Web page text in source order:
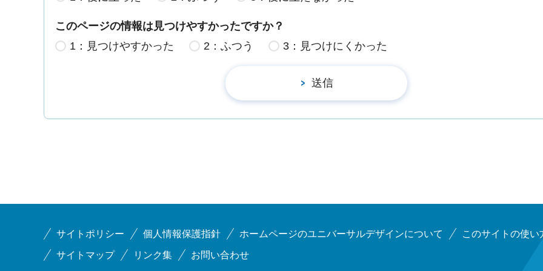
このページの情報は見つけやすかったですか？
1：見つけやすかった
2：ふつう 3：見つけにくかった
サイトポリシー 個人情報保護指針 ホームページのユニバーサルデザインについて このサイトの使い
サイトマップ リンク集 お問い合わせ